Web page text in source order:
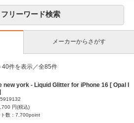
フリーワード検索
メーカーからさがす
40件を表示／全85件
new york - Liquid Glitter for iPhone 16 [ Opal I
円(税込)
ト数：7,700point